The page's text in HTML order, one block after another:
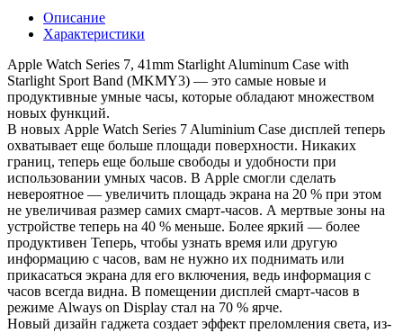
Описание
Характеристики
Apple Watch Series 7, 41mm Starlight Aluminum Case with
Starlight Sport Band (MKMY3) — это самые новые и
продуктивные умные часы, которые обладают множеством
новых функций.
В новых Apple Watch Series 7 Aluminium Case дисплей теперь
охватывает еще больше площади поверхности. Никаких
границ, теперь еще больше свободы и удобности при
использовании умных часов. В Apple смогли сделать
невероятное — увеличить площадь экрана на 20 % при этом
не увеличивая размер самих смарт-часов. А мертвые зоны на
устройстве теперь на 40 % меньше. Более яркий — более
продуктивен Теперь, чтобы узнать время или другую
информацию с часов, вам не нужно их поднимать или
прикасаться экрана для его включения, ведь информация с
часов всегда видна. В помещении дисплей смарт-часов в
режиме Always on Display стал на 70 % ярче.
Новый дизайн гаджета создает эффект преломления света, из-